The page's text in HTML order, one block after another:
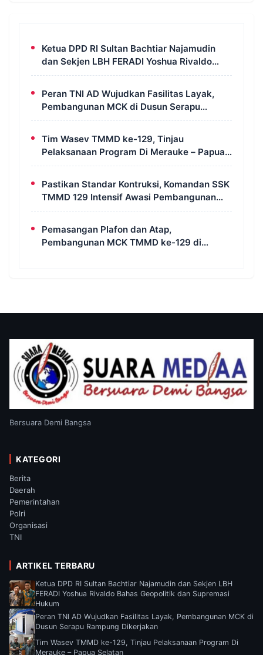
Ketua DPD RI Sultan Bachtiar Najamudin
dan Sekjen LBH FERADI Yoshua Rivaldo
Bahas Geopolitik dan Supremasi Hukum
Peran TNI AD Wujudkan Fasilitas Layak,
Pembangunan MCK di Dusun Serapu
Rampung Dikerjakan
Tim Wasev TMMD ke-129, Tinjau
Pelaksanaan Program Di Merauke – Papua
Selatan
Pastikan Standar Kontruksi, Komandan SSK
TMMD 129 Intensif Awasi Pembangunan
MCK di Wanam
Pemasangan Plafon dan Atap,
Pembangunan MCK TMMD ke-129 di
Bersuara Demi Bangsa
KATEGORI
Berita
Daerah
Pemerintahan
Polri
Organisasi
TNI
ARTIKEL TERBARU
Ketua DPD RI Sultan Bachtiar Najamudin dan Sekjen LBH
FERADI Yoshua Rivaldo Bahas Geopolitik dan Supremasi
Hukum
Peran TNI AD Wujudkan Fasilitas Layak, Pembangunan MCK di
Dusun Serapu Rampung Dikerjakan
Tim Wasev TMMD ke-129, Tinjau Pelaksanaan Program Di
Merauke – Papua Selatan